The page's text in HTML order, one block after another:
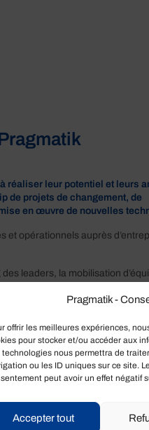
Pragmatik -
offrir les meilleures expériences,
pour stocker et/ou accéder aux
technologies nous permettra de
ou les ID uniques sur ce site.
peut avoir un effet négatif
Accepter tout
réaliser leur potentiel et leurs
de projets de changement, de
en œuvre de nouvelles
et opérationnels auprès
leaders, la mobilisation
la réflexion créative ainsi qu’à